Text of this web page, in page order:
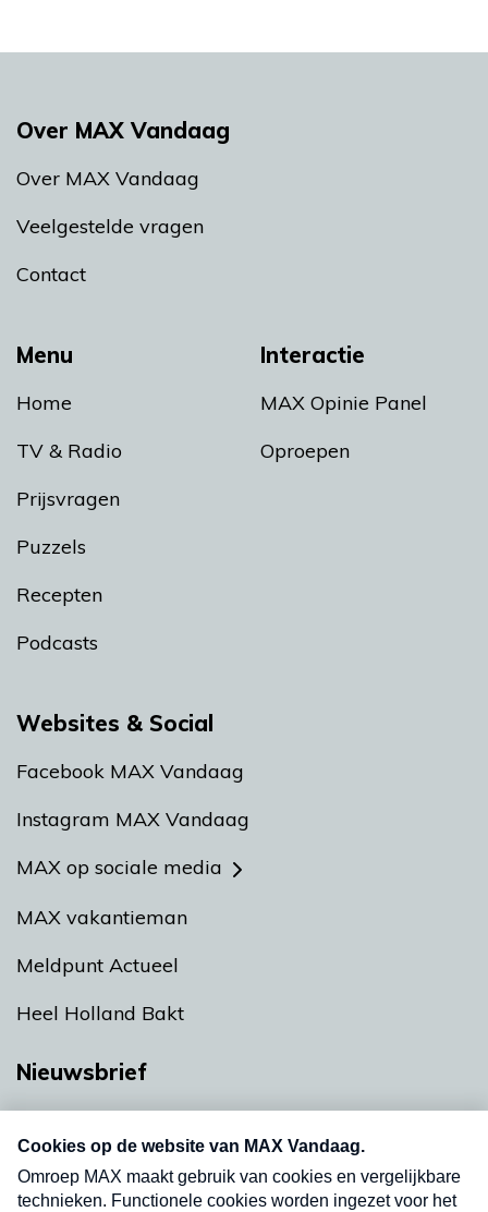
Menu
Home
TV & Radio
Prijsvragen
Puzzels
Recepten
Podcasts
Interactie
MAX Opinie Panel
Oproepen
Over MAX Vandaag
Over MAX Vandaag
Veelgestelde vragen
Contact
Websites & Social
Facebook MAX Vandaag
Instagram MAX Vandaag
MAX op sociale media
MAX vakantieman
Meldpunt Actueel
Heel Holland Bakt
Nieuwsbrief
nieuwsbrief. Elke vrijdag- en dinsdagochtend in
uw mailbox.